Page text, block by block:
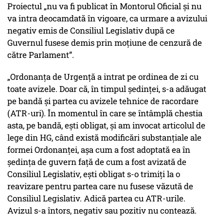
Proiectul „nu va fi publicat în Montorul Oficial și nu
va intra deocamdată în vigoare, ca urmare a avizului
negativ emis de Consiliul Legislativ după ce
Guvernul fusese demis prin moțiune de cenzură de
către Parlament”.
„Ordonanța de Urgență a intrat pe ordinea de zi cu
toate avizele. Doar că, în timpul ședinței, s-a adăugat
pe bandă și partea cu avizele tehnice de racordare
(ATR-uri). În momentul în care se întâmplă chestia
asta, pe bandă, ești obligat, și am invocat articolul de
lege din HG, când există modificări substanțiale ale
formei Ordonanței, așa cum a fost adoptată ea în
ședința de guvern față de cum a fost avizată de
Consiliul Legislativ, ești obligat s-o trimiți la o
reavizare pentru partea care nu fusese văzută de
Consiliul Legislativ. Adică partea cu ATR-urile.
Avizul s-a întors, negativ sau pozitiv nu contează.